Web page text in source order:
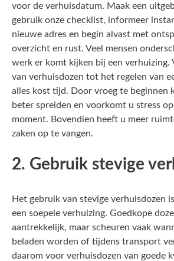
voor de verhuisdatum. Maak een
gebruik onze checklist, informeer
nieuwe adres en begin alvast met
overzicht en rust. Veel mensen
werk er komt kijken bij een verhuizing.
van verhuisdozen tot het regelen van
alles kost tijd. Door vroeg te beginnen
beter spreiden en voorkomt u stress
moment. Bovendien heeft u meer
zaken op te vangen.
2. Gebruik stevige
Het gebruik van stevige verhuisdozen
een soepele verhuizing. Goedkope
aantrekkelijk, maar scheuren vaak
beladen worden of tijdens transport
daarom voor verhuisdozen van goede